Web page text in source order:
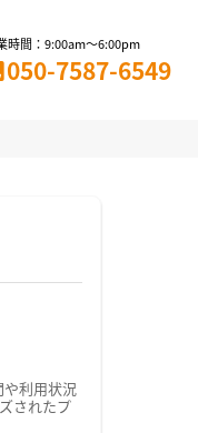
時間：9:00am～6:00pm
050-7587-6549
利用状況
されたプ